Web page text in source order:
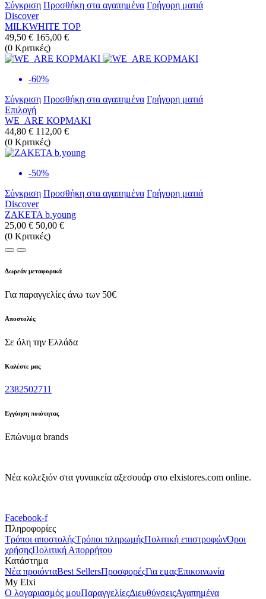
Σύγκριση Προσθήκη στα αγαπημένα Γρήγορη ματιά
Discover
MILKWHITE TOP
49,50 € 165,00 €
(0 Κριτικές)
-60%
Σύγκριση Προσθήκη στα αγαπημένα Γρήγορη ματιά
Επιλογή
WE_ARE ΚΟΡΜΑΚΙ
44,80 € 112,00 €
(0 Κριτικές)
-50%
Σύγκριση Προσθήκη στα αγαπημένα Γρήγορη ματιά
Discover
ΖΑΚΕΤΑ b.young
25,00 € 50,00 €
(0 Κριτικές)
Δωρεάν μεταφορικά
Για παραγγελίες άνω των 50€
Αποστολές
Σε όλη την Ελλάδα
Καλέστε μας
2382502711
Εγγύηση ποιότητας
Επώνυμα brands
Νέα κολεξιόν στα γυναικεία αξεσουάρ στο elxistores.com online.
Facebook-f
Πληροφορίες
Τρόποι αποστολήςΤρόποι πληρωμήςΠολιτική επιστροφώνΌροι
χρήσηςΠολιτική Απορρήτου
Κατάστημα
Νέα προιόνταBest SellersΠροσφορέςΓια εμαςΕπικοινωνία
My Elxi
Ο λογαριασμός μουΠαραγγελίεςΔιευθύνσειςΑγαπημένα